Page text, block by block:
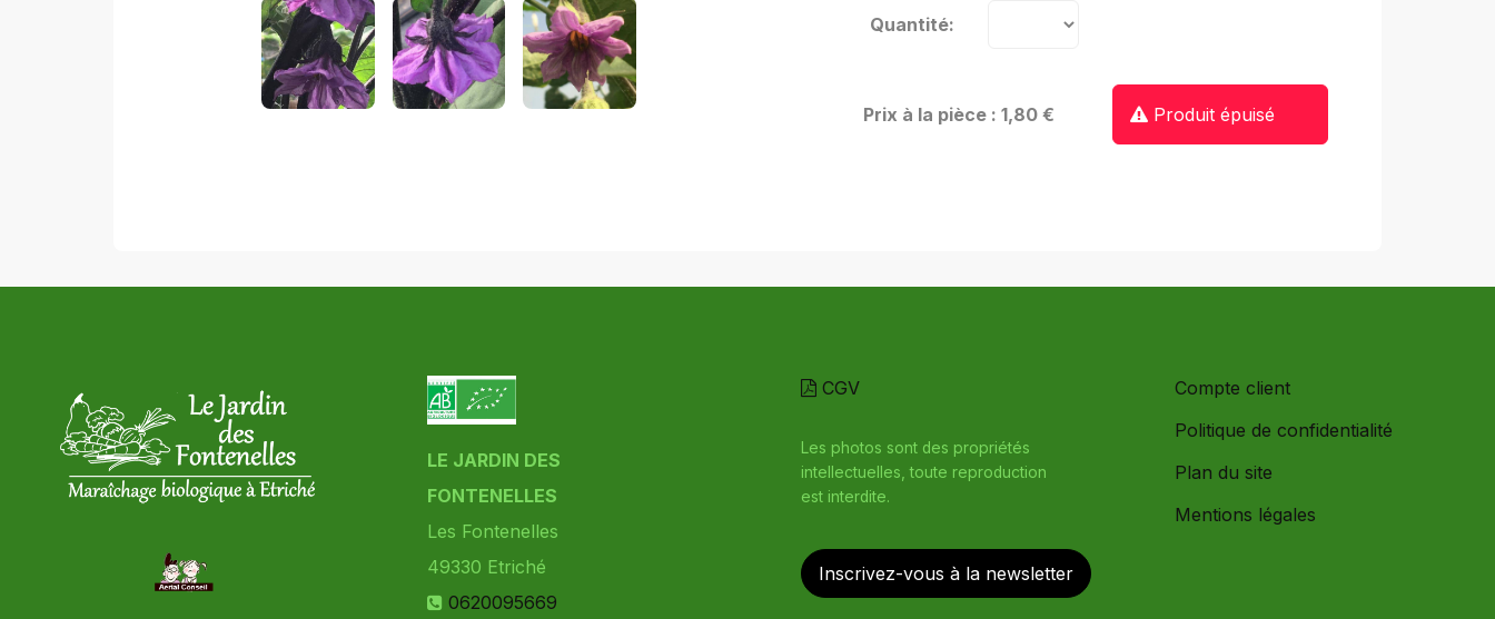
Quantité:
Prix à la pièce : 1,80 € Produit épuisé
LE JARDIN DES
FONTENELLES
Les Fontenelles
49330 Etriché
0620095669
CGV
Les photos sont des propriétés
intellectuelles, toute reproduction
est interdite.
Inscrivez-vous à la newsletter
Compte client
Politique de confidentialité
Plan du site
Mentions légales